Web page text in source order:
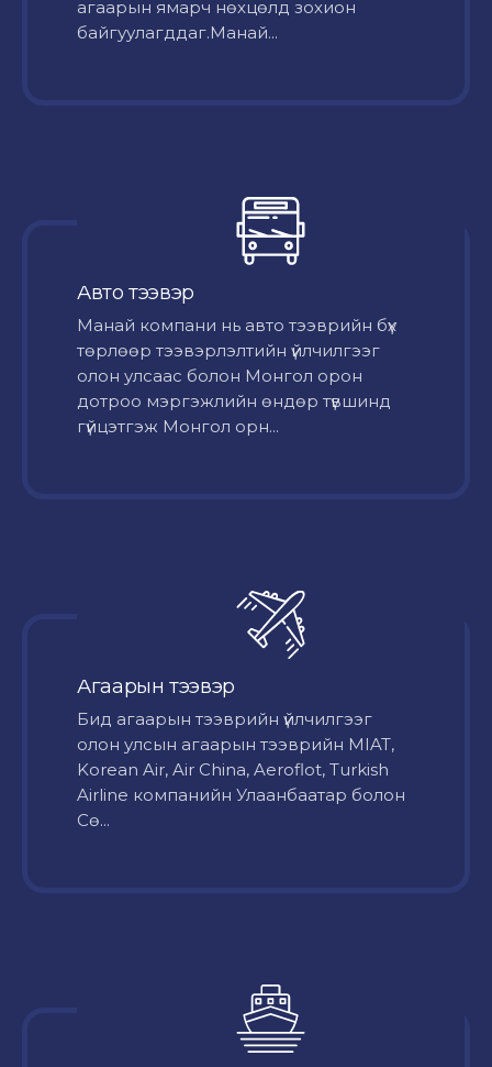
агаарын ямарч нөхцөлд зохион
байгуулагддаг.Манай...
Авто тээвэр
Mанай компани нь авто тээврийн бүх
төрлөөр тээвэрлэлтийн үйлчилгээг
олон улсаас болон Монгол орон
дотроо мэргэжлийн өндөр түвшинд
гүйцэтгэж Монгол орн...
Агаарын тээвэр
Бид агаарын тээврийн үйлчилгээг
олон улсын агаарын тээврийн MIAT,
Korean Air, Air China, Aeroflot, Turkish
Airline компанийн Улаанбаатар болон
Сө...